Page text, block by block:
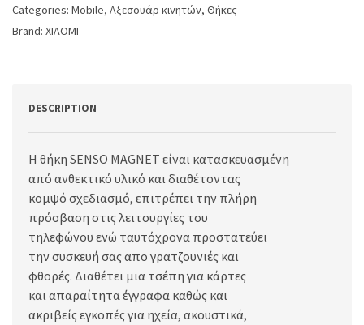
Categories: Mobile, Αξεσουάρ κινητών, Θήκες
Brand: XIAOMI
DESCRIPTION
H θήκη SENSO MAGNET είναι κατασκευασμένη
από ανθεκτικό υλικό και διαθέτοντας
κομψό σχεδιασμό, επιτρέπει την πλήρη
πρόσβαση στις λειτουργίες του
τηλεφώνου ενώ ταυτόχρονα προστατεύει
την συσκευή σας απο γρατζουνιές και
φθορές. Διαθέτει μια τσέπη για κάρτες
και απαραίτητα έγγραφα καθώς και
ακριβείς εγκοπές για ηχεία, ακουστικά,